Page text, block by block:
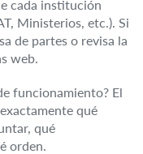
cada institución
Ministerios, etc.). Si
de partes o revisa la
web.
funcionamiento? El
qué
qué
orden.